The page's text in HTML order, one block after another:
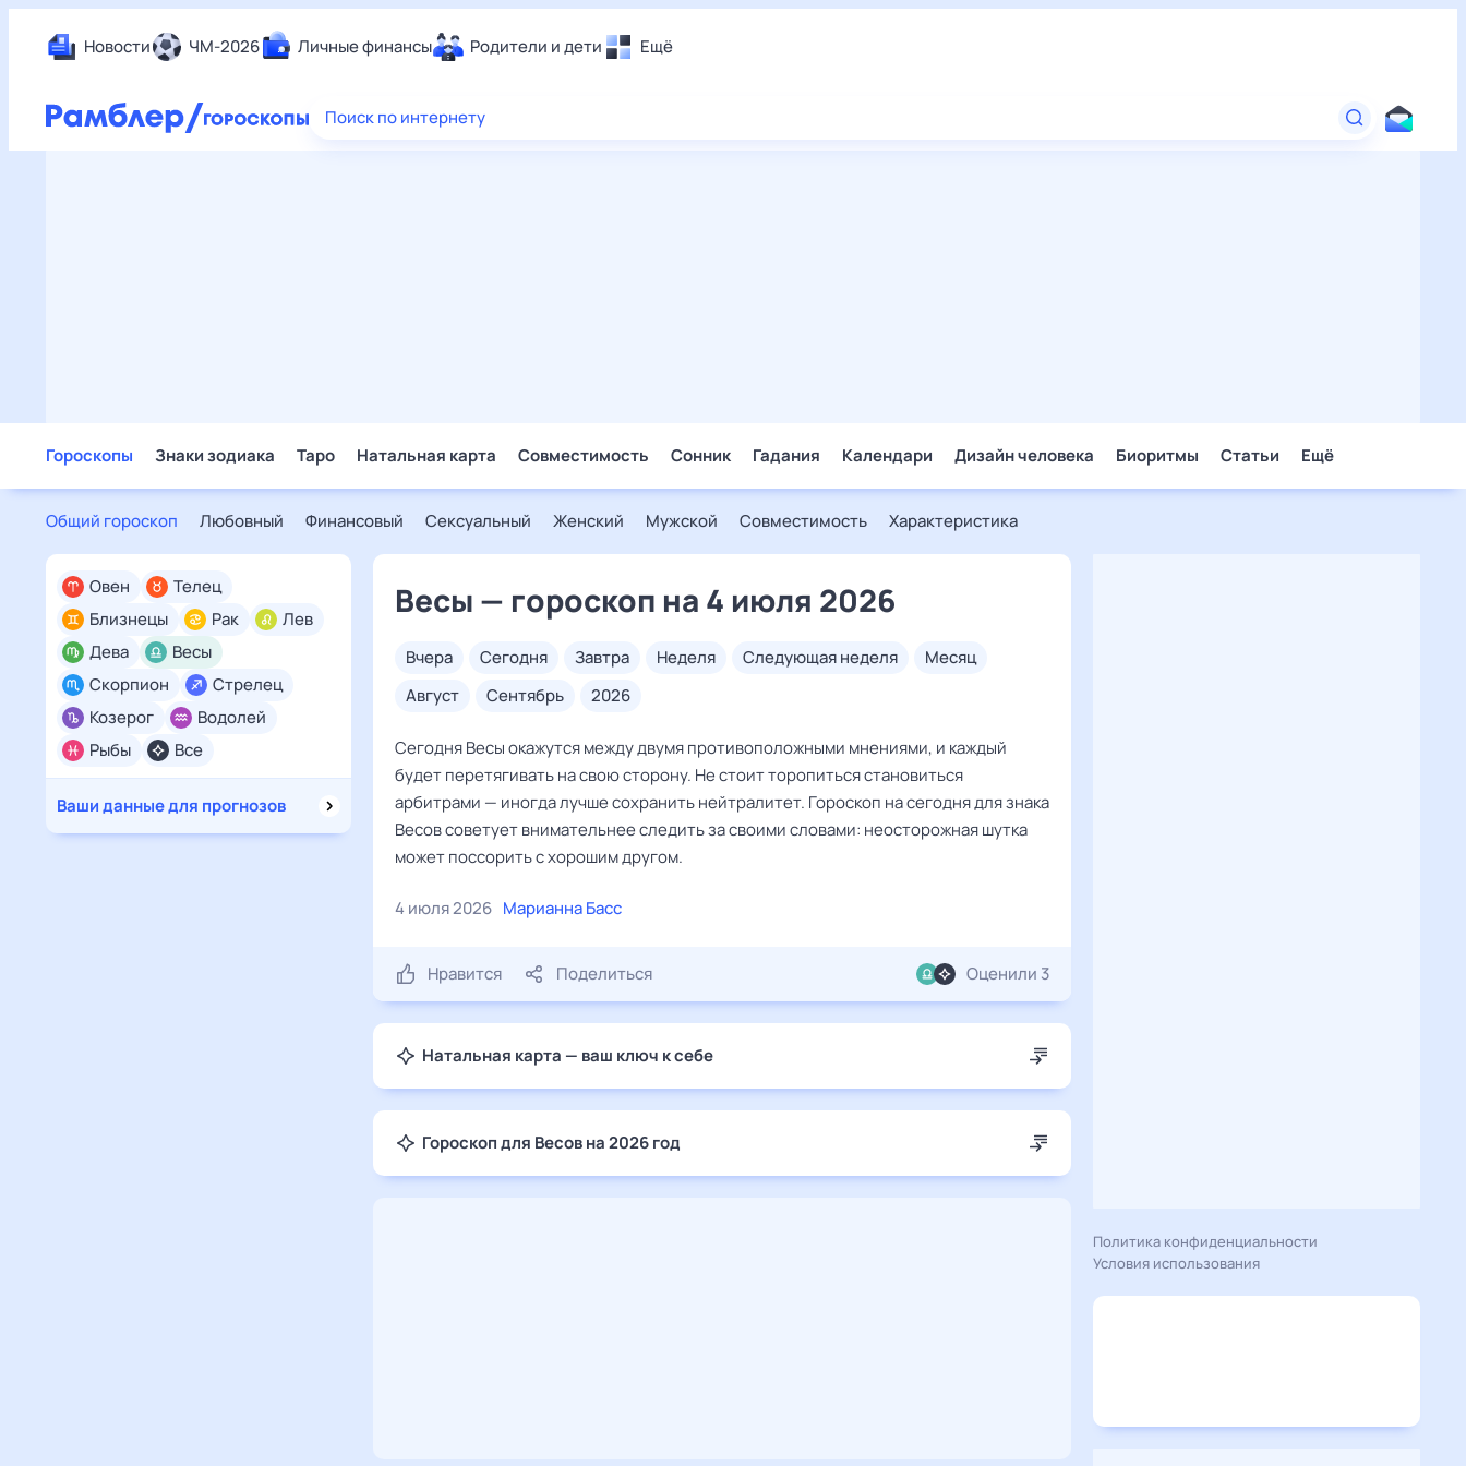
Новости ЧМ-2026 Личные финансы Родители и дети Ещё
Еда
Поиск по интернету
Гороскопы Знаки зодиака Таро Натальная карта Совместимость Сонник Гадания Календари Дизайн человека Биоритмы Статьи Ещё
Общий гороскоп Любовный Финансовый Сексуальный Женский Мужской Совместимость Характеристика
Все
Овен
Телец
Близнецы
Рак
Лев
Дева
Весы
Скорпион
Стрелец
Козерог
Водолей
Рыбы
Ваши данные для прогнозов
Весы — гороскоп на 4 июля 2026
вчера сегодня завтра неделя следующая неделя
месяц
август
сентябрь 2026
Сегодня Весы окажутся между двумя противоположными мнениями, и каждый
будет перетягивать на свою сторону. Не стоит торопиться становиться
арбитрами — иногда лучше сохранить нейтралитет. Гороскоп на сегодня для знака
Весов советует внимательнее следить за своими словами: неосторожная шутка
может поссорить с хорошим другом.
4 июля 2026 Марианна Басс
Нравится Поделиться Оценили 3
Натальная карта — ваш ключ к себе
Гороскоп для Весов на 2026 год
Политика конфиденциальности
Условия использования